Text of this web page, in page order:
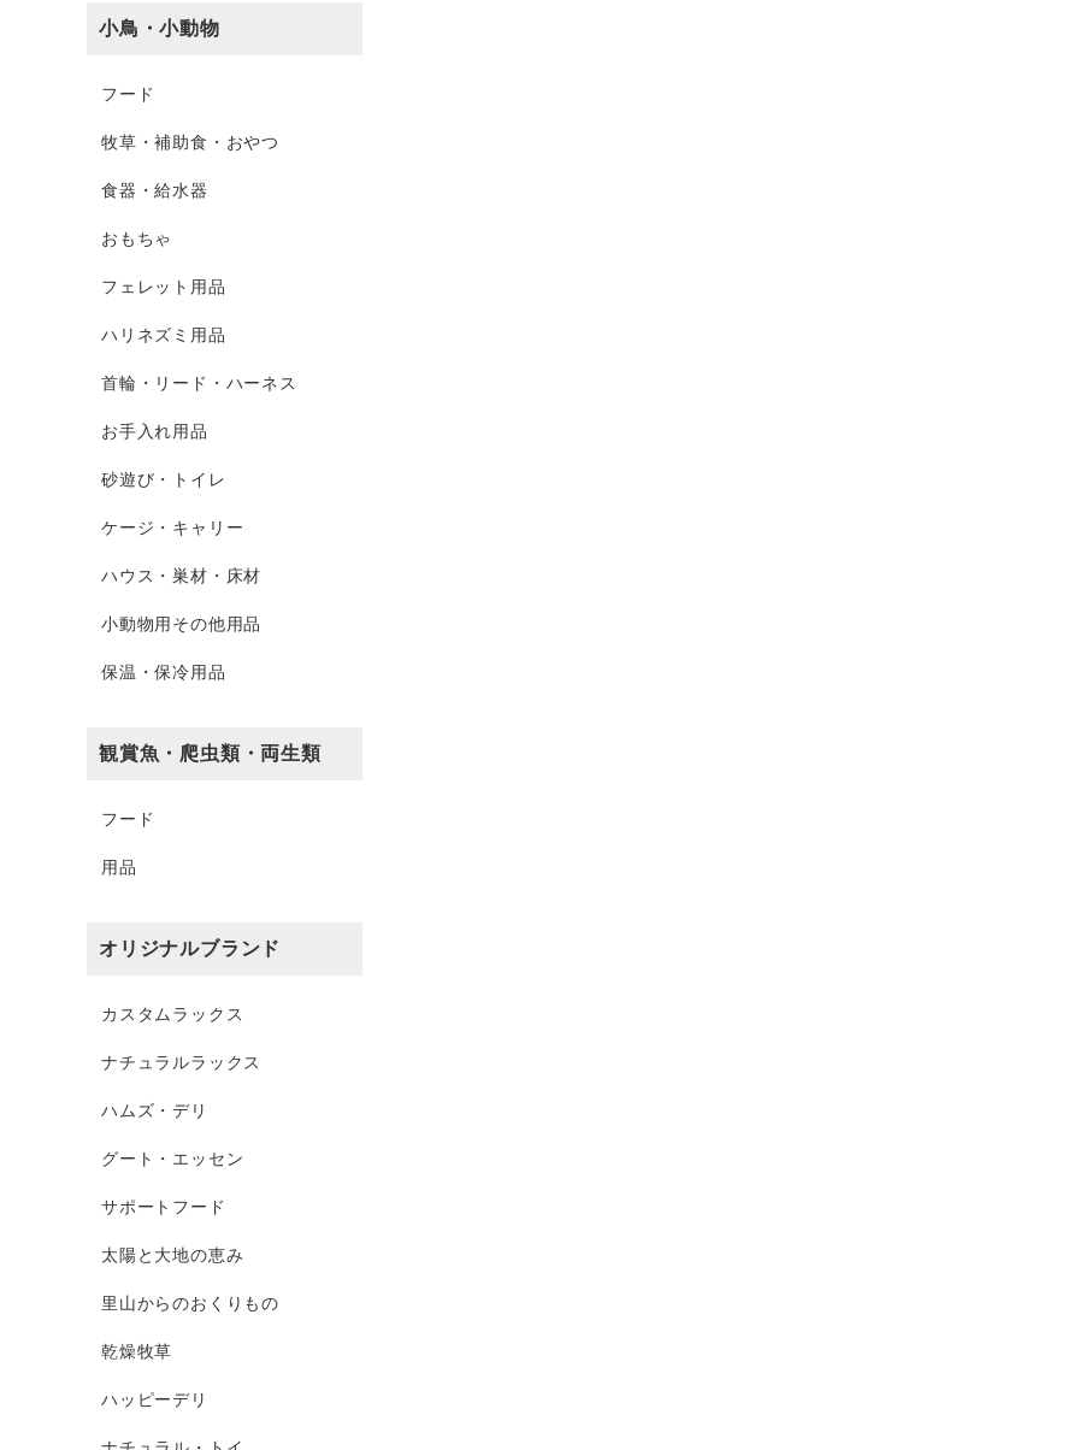
小鳥・小動物
フード
牧草・補助食・おやつ
食器・給水器
おもちゃ
フェレット用品
ハリネズミ用品
首輪・リード・ハーネス
お手入れ用品
砂遊び・トイレ
ケージ・キャリー
ハウス・巣材・床材
小動物用その他用品
保温・保冷用品
観賞魚・爬虫類・両生類
フード
用品
オリジナルブランド
カスタムラックス
ナチュラルラックス
ハムズ・デリ
グート・エッセン
サポートフード
太陽と大地の恵み
里山からのおくりもの
乾燥牧草
ハッピーデリ